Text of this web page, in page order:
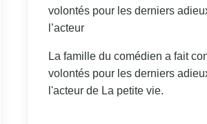
volontés pour les derniers
l’acteur
La famille du comédien a fait
volontés pour les derniers
l'acteur de La petite vie.